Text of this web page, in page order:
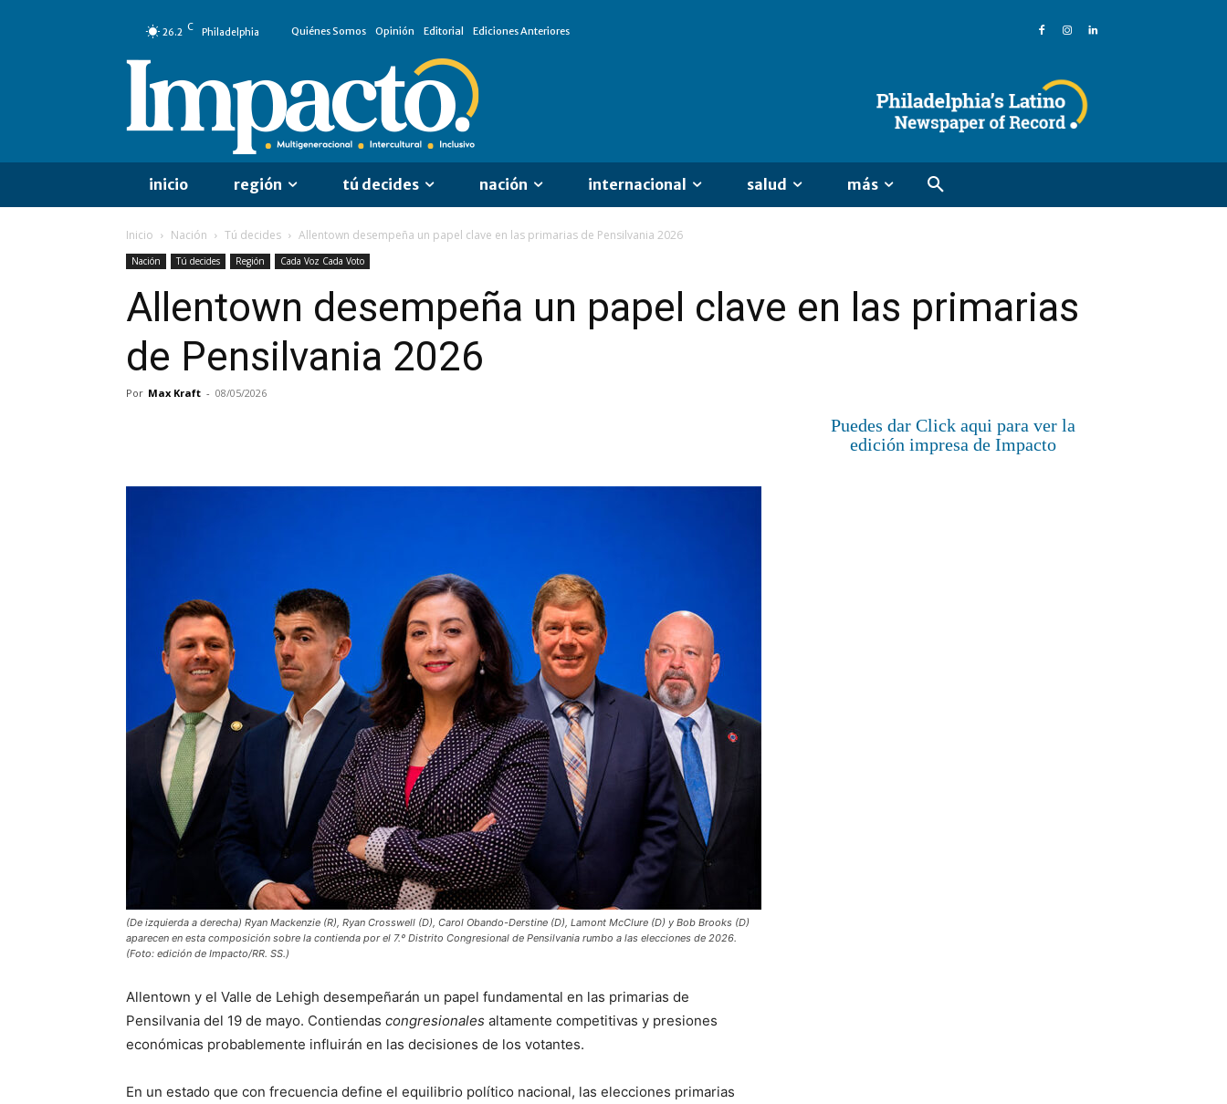
26.2 C Philadelphia Quiénes Somos Opinión Editorial Ediciones Anteriores
inicio región tú decides nación internacional salud más
Inicio Nación Tú decides Allentown desempeña un papel clave en las primarias de Pensilvania 2026
Nación Tú decides Región Cada Voz Cada Voto
Allentown desempeña un papel clave en las primarias
de Pensilvania 2026
Por Max Kraft - 08/05/2026
(De izquierda a derecha) Ryan Mackenzie (R), Ryan Crosswell (D), Carol Obando-Derstine (D), Lamont McClure (D) y Bob Brooks (D)
aparecen en esta composición sobre la contienda por el 7.º Distrito Congresional de Pensilvania rumbo a las elecciones de 2026.
(Foto: edición de Impacto/RR. SS.)
Allentown y el Valle de Lehigh desempeñarán un papel fundamental en las primarias de
Pensilvania del 19 de mayo. Contiendas congresionales altamente competitivas y presiones
económicas probablemente influirán en las decisiones de los votantes.
En un estado que con frecuencia define el equilibrio político nacional, las elecciones primarias
Puedes dar Click aqui para ver la
edición impresa de Impacto